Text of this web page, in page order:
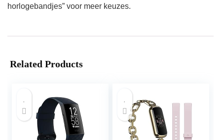
horlogebandjes” voor meer keuzes.
Related Products